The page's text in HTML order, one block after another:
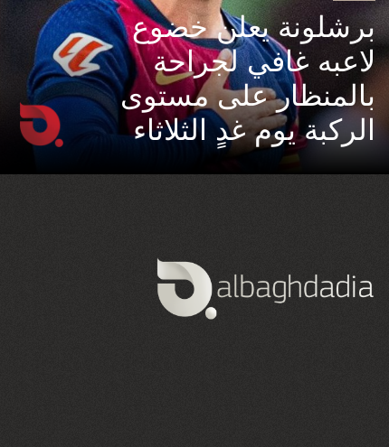
برشلونة يعلن خضوع
لاعبه غافي لجراحة
بالمنظار على مستوى
الركبة يوم غدٍ الثلاثاء